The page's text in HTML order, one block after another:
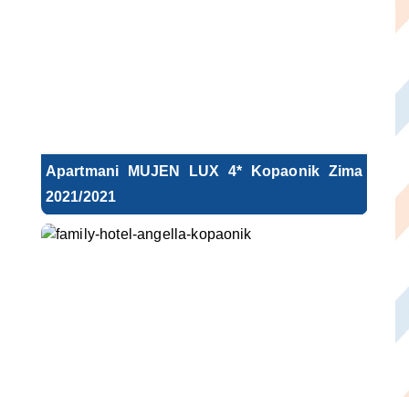
Apartmani MUJEN LUX 4* Kopaonik Zima
2021/2021